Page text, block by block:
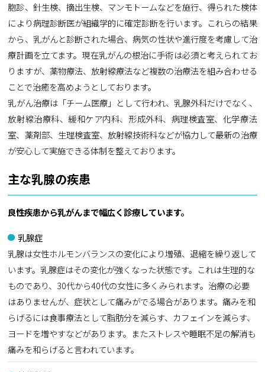
胞診、針生検、摘出生検、マンモトームなどを施行、得られた検体
により病理診断医が組織学的に確定診断を行います。これらの結果
から、乳がんと診断された場合、病気の性状や進行度を考慮して治
療計画を立てます。現在乳がんの根治に手術は必須と考えられてお
りますが、薬物療法、放射線療法など複数の治療法を組み合わせる
ことで治癒を高めようとしております。
乳がん治療は「チーム医療」として行われ、乳腺外科だけでなく、
放射線治療科、緩和ケア内科、形成外科、病理検査室、化学療法
室、薬剤部、生理検査室、放射線技術科などが協力して最新の治療
が安心して実施できる体制を整えております。
主な乳腺の疾患
良性疾患から乳がんまで幅広く診療しています。
乳腺症
乳腺は女性ホルモンバランスの変化により増殖、退縮を繰り返して
います。乳腺症はその変化が強くなった状態です。これは生理的な
ものであり、30代から40代の女性に多くみられます。治療の必要
はありませんが、症状として痛みがでる場合があります。痛みを和
らげるには食事療法として脂肪分を減らす、カフェインを減らす、
ヨードを増やすなどがあります。またストレスや睡眠不足の解消も
痛みを和らげると言われています。